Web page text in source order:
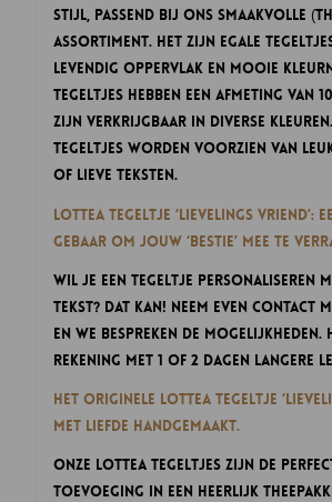
stijl, passend bij ons smaakvolle
assortiment. Het zijn egale
levendig oppervlak en mooie
tegeltjes hebben een afmeting van 10
zijn verkrijgbaar in diverse kleuren.
tegeltjes worden voorzien van
of lieve teksten.
Lottea Tegeltje ‘Lievelings Vriend’:
gebaar om jouw ‘bestie’ mee te
Wil je een tegeltje personaliseren
tekst? Dat kan! Neem even contact
en we bespreken de mogelijkheden.
rekening met 1 of 2 dagen langere
Het originele Lottea Tegeltje
met liefde handgemaakt.
Onze Lottea Tegeltjes zijn de
toevoeging in een heerlijk